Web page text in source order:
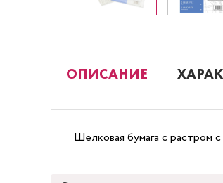
ОПИСАНИЕ
Шелковая бумага с растром